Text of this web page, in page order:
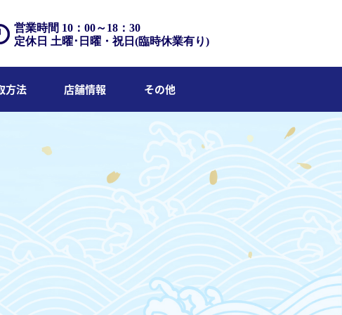
営業時間 10：00～18：30
定休日 土曜･日曜・祝日(臨時休業有り)
方法 店舗情報 その他